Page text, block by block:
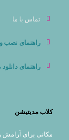
تماس با ما
راهنمای نصب
راهنمای
کلاب مدیتیشن
مکانی براى آرامش